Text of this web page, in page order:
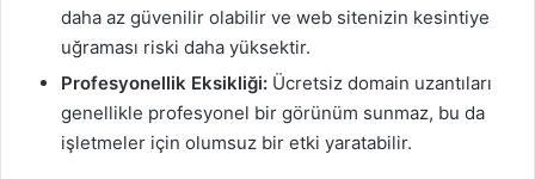
daha az güvenilir olabilir ve web sitenizin kesintiye
uğraması riski daha yüksektir.
Profesyonellik Eksikliği: Ücretsiz domain uzantıları
genellikle profesyonel bir görünüm sunmaz, bu da
işletmeler için olumsuz bir etki yaratabilir.